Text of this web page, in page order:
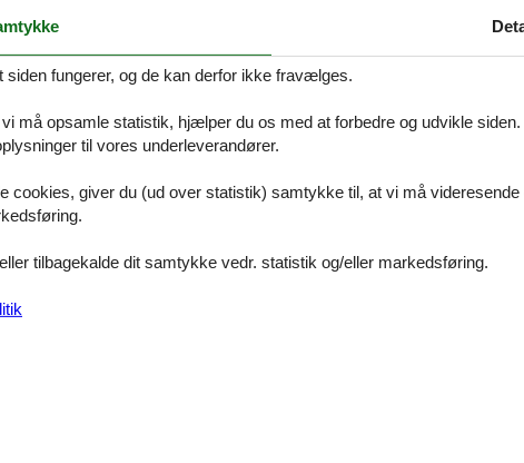
personer hos Feline, vil du selvfølgelig være dækket af vores
dit foretrukne sommerhus Fyn 12 personer til en pris, som er lavere end
overvågning af priserne hos de andre udlejningsbureauer, godtgør vi
særlige ønsker i forbindelse med din søgning efter et sommerhus Fyn
eller ring på 8724 2251.
og telefon opkald. Har kun haft gode oplevelser.
siden fungerer, og de kan derfor ikke fravælges.
må opsamle statistik, hjælper du os med at forbedre og udvikle
til vores underleverandører.
cookies, giver du (ud over statistik) samtykke til, at vi må
tilbagekalde dit samtykke vedr. statistik og/eller markedsføring.